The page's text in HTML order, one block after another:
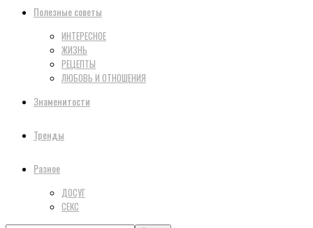
Полезные советы
ИНТЕРЕСНОЕ
ЖИЗНЬ
РЕЦЕПТЫ
ЛЮБОВЬ И ОТНОШЕНИЯ
Знаменитости
Тренды
Разное
ДОСУГ
СЕКС